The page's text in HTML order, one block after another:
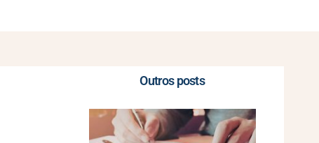
Outros posts